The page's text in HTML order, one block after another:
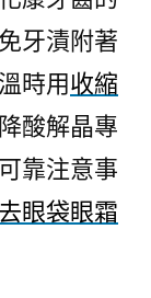
牙漬附著
時用收縮
酸解晶專
靠注意事
去眼袋眼霜